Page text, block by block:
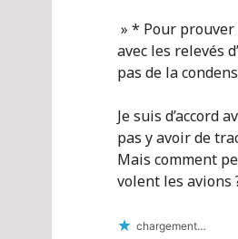
» * Pour
avec les relevés
pas de la
Je suis d’accord
pas y avoir de
Mais comment
volent les avions
chargement…